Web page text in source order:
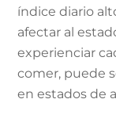
índice diario
afectar al
experienciar
comer, puede
en estados de